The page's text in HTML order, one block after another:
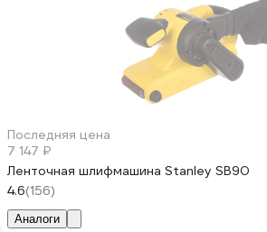
Последняя цена
7 147 ₽
Ленточная шлифмашина Stanley SB90
4.6(156)
Аналоги